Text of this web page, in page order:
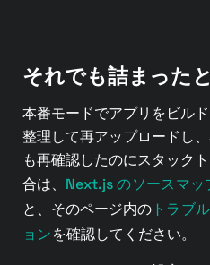
それでも詰まった
本番モードでアプリをビル
整理して再アップロードし
も再確認したのにスタック
合は、 Next.js のソースマッ
と、そのページ内の トラブ
ョン を確認してください。